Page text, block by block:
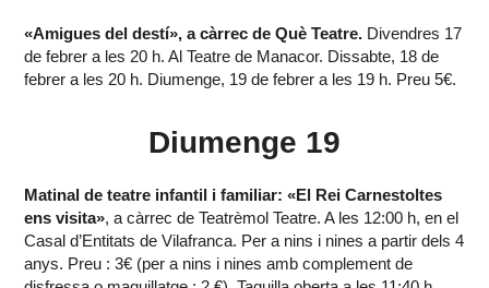
«Amigues del destí», a càrrec de Què Teatre. Divendres 17
de febrer a les 20 h. Al Teatre de Manacor. Dissabte, 18 de
febrer a les 20 h. Diumenge, 19 de febrer a les 19 h. Preu 5€.
Diumenge 19
Matinal de teatre infantil i familiar: «El Rei Carnestoltes
ens visita», a càrrec de Teatrèmol Teatre. A les 12:00 h, en el
Casal d’Entitats de Vilafranca. Per a nins i nines a partir dels 4
anys. Preu : 3€ (per a nins i nines amb complement de